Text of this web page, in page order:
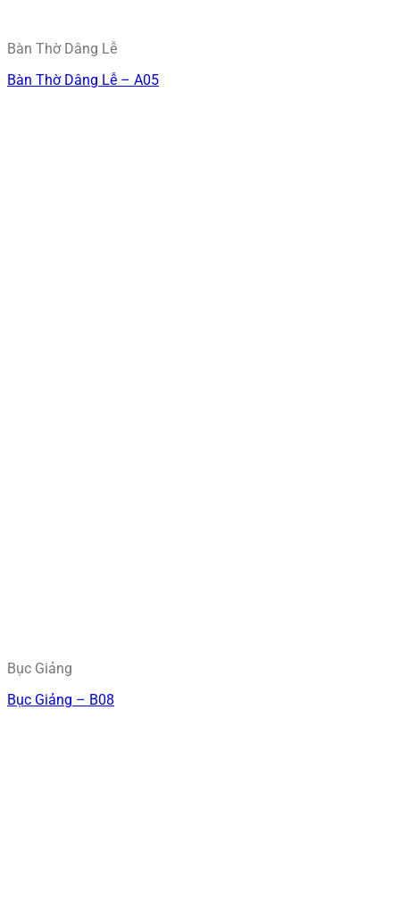
Bàn Thờ Dâng Lễ
Bàn Thờ Dâng Lễ – A05
Bục Giảng
Bục Giảng – B08